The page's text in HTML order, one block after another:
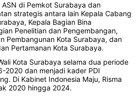
di Pemkot Surabaya dan
strategis antara lain Kepala Cabang
Kepala Bagian Bina
Penelitian dan Pengembangan,
Pembangunan Kota Surabaya, dan
Pertamanan Kota Surabaya.
Kota Surabaya selama dua periode
2020 dan menjadi kader PDI
Di Kabinet Indonesia Maju, Risma
2020 hingga 2024.